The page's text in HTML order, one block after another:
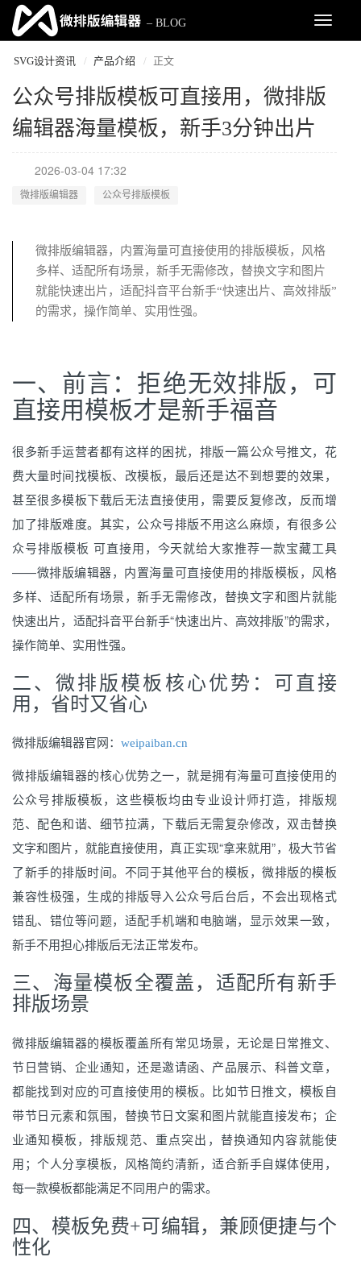
Toggle
H5页面制作
– BLOG
SVG设计资讯 产品介绍 正文
公众号排版模板可直接用，微排版
编辑器海量模板，新手3分钟出片
2026-03-04 17:32
微排版编辑器 公众号排版模板
微排版编辑器，内置海量可直接使用的排版模板，风格
多样、适配所有场景，新手无需修改，替换文字和图片
就能快速出片，适配抖音平台新手“快速出片、高效排版”
的需求，操作简单、实用性强。
一、前言：拒绝无效排版，可
直接用模板才是新手福音
很多新手运营者都有这样的困扰，排版一篇公众号推文，花
费大量时间找模板、改模板，最后还是达不到想要的效果，
甚至很多模板下载后无法直接使用，需要反复修改，反而增
加了排版难度。其实，公众号排版不用这么麻烦，有很多公
众号排版模板 可直接用，今天就给大家推荐一款宝藏工具
——微排版编辑器，内置海量可直接使用的排版模板，风格
多样、适配所有场景，新手无需修改，替换文字和图片就能
快速出片，适配抖音平台新手“快速出片、高效排版”的需求，
操作简单、实用性强。
二、微排版模板核心优势：可直接
用，省时又省心
微排版编辑器官网： weipaiban.cn
微排版编辑器的核心优势之一，就是拥有海量可直接使用的
公众号排版模板，这些模板均由专业设计师打造，排版规
范、配色和谐、细节拉满，下载后无需复杂修改，双击替换
文字和图片，就能直接使用，真正实现“拿来就用”，极大节省
了新手的排版时间。不同于其他平台的模板，微排版的模板
兼容性极强，生成的排版导入公众号后台后，不会出现格式
错乱、错位等问题，适配手机端和电脑端，显示效果一致，
新手不用担心排版后无法正常发布。
三、海量模板全覆盖，适配所有新手
排版场景
微排版编辑器的模板覆盖所有常见场景，无论是日常推文、
节日营销、企业通知，还是邀请函、产品展示、科普文章，
都能找到对应的可直接使用的模板。比如节日推文，模板自
带节日元素和氛围，替换节日文案和图片就能直接发布；企
业通知模板，排版规范、重点突出，替换通知内容就能使
用；个人分享模板，风格简约清新，适合新手自媒体使用，
每一款模板都能满足不同用户的需求。
四、模板免费+可编辑，兼顾便捷与个
性化